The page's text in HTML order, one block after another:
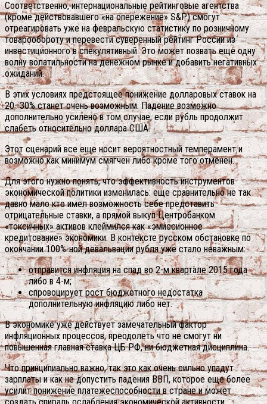
Соответственно, интернациональные рейтинговые агентства
(кроме действовавшего «на опережение» S&P) смогут
отреагировать уже на февральскую статистику по розничному
товарообороту и перевести суверенный рейтинг России из
инвестиционного в спекулятивный. Это может позвать еще одну
волну волатильности на денежном рынке и добавить негативных
ожиданий.
В этих условиях предстоящее понижение долларовых ставок на
20–30% станет очень возможным. Падение возможно
дополнительно усилено в том случае, если рубль продолжит
слабеть относительно доллара США.
Этот сценарий все еще носит вероятностный темперамент и
возможно как минимум смягчен либо кроме того отменен.
Для этого нужно понять, что эффективность инструментов
экономической политики изменилась: еще сравнительно не так
давно мало кто имел возможность себе представить
отрицательные ставки, а прямой выкуп Центробанком
«токсичных» активов клеймился как «эмиссионное
кредитование» экономики. В контексте русском обстановке по
окончании 100%-ной девальвации рубля уже стало неважным:
отправится инфляция на спад во 2-м квартале 2015 года
либо в 4-м;
спровоцирует рост бюджетного недостатка
дополнительную инфляцию либо нет.
В экономике уже действует замечательный фактор
инфляционных процессов, преодолеть что не смогут ни
повышенная главная ставка ЦБ РФ, ни бюджетная дисциплина.
Что принципиально важно, так это как очень сильно упадут
зарплаты и как не допустить падения ВВП, которое еще более
усилит понижение платежеспособности в стране и может